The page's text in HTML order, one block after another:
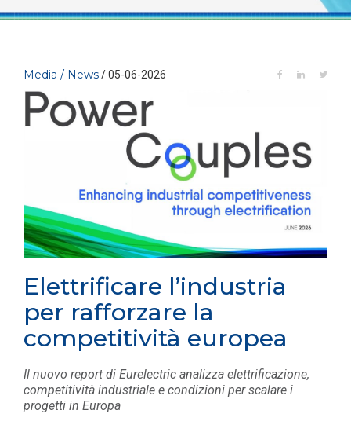
Media / News/ 05-06-2026
Elettrificare l’industria
per rafforzare la
competitività europea
Il nuovo report di Eurelectric analizza elettrificazione,
competitività industriale e condizioni per scalare i
progetti in Europa